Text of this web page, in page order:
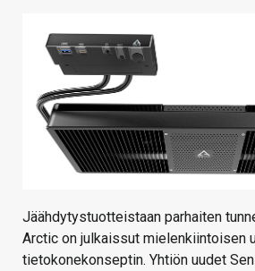
HAKU
Jäähdytystuotteistaan parhaiten
Arctic on julkaissut mielenkiintoisen
tietokonekonseptin. Yhtiön uudet